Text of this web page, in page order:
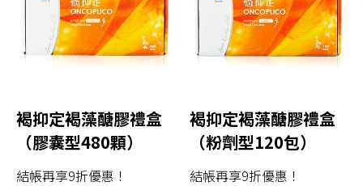
褐抑定褐藻醣膠禮盒
（膠囊型480顆）
結帳再享9折優惠！
褐抑定褐藻醣膠禮盒
（粉劑型120包）
結帳再享9折優惠！